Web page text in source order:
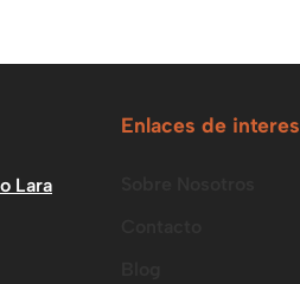
Lara
Enlaces de interes